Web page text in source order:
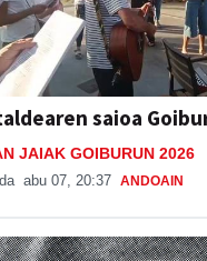
saioa
JAIAK GOIBURUN 2026
abu 07, 20:37 ANDOAIN